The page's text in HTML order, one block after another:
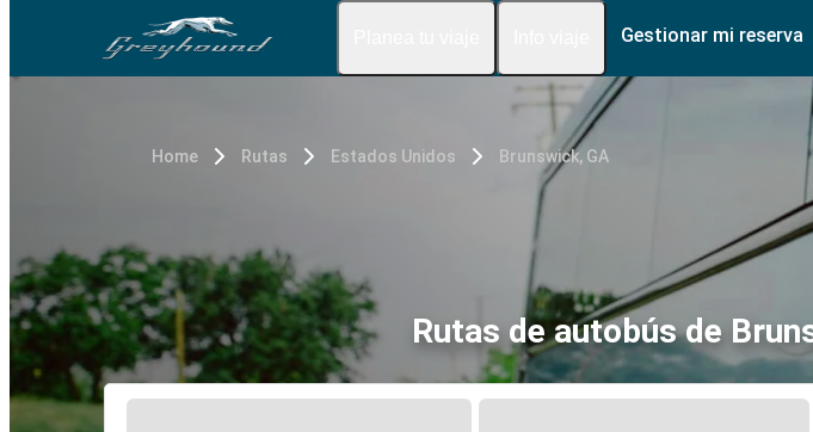
Gestionar mi reserva
Home Rutas Estados Unidos Brunswick, GA
Rutas de autobús de